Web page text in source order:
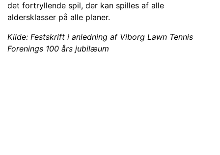
det fortryllende spil, der kan spilles af alle
aldersklasser på alle planer.
Kilde: Festskrift i anledning af Viborg Lawn Tennis
Forenings 100 års jubilæum